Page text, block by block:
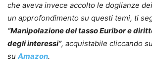
che aveva invece accolto le doglianze
un approfondimento su questi temi, ti
“Manipolazione del tasso Euribor e
degli interessi”, acquistabile cliccando
su Amazon.